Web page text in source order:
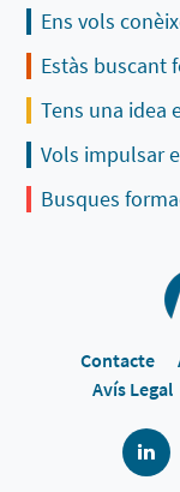
Ens vols
Estàs buscant
Tens una idea
Vols impulsar
Busques
Contacte
Avís Legal